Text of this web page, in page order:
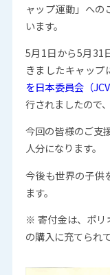
ャップ運動」への
います。
5月1日から5月31
きましたキャップ
を日本委員会（JCV
行されましたので
今回の皆様のご支
人分になります。
今後も世界の子供
ます。
※ 寄付金は、ポリ
の購入に充てられ